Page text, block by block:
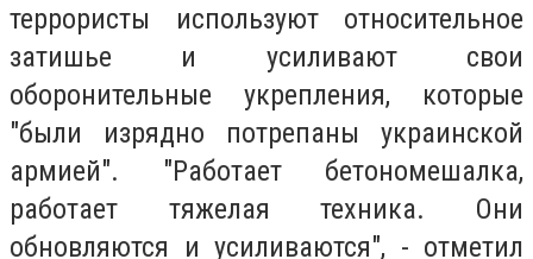
террористы используют относительное
затишье и усиливают свои
оборонительные укрепления, которые
"были изрядно потрепаны украинской
армией". "Работает бетономешалка,
работает тяжелая техника. Они
обновляются и усиливаются", - отметил